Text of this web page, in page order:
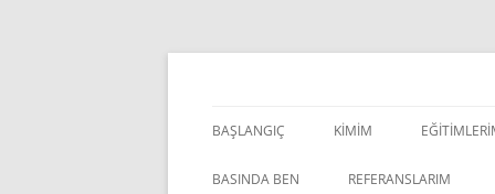
İçeriğe
BAŞLANGIÇ KIMIM
BASINDA BEN REFERANSLARIM